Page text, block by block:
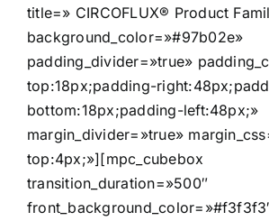
title=» CIRCOFLUX® Product
background_color=»#97b02e»
padding_divider=»true»
top:18px;padding-
bottom:18px;padding-left:48px;»
margin_divider=»true»
top:4px;»][mpc_cubebox
transition_duration=»500″